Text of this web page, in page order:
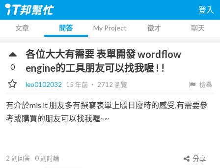
登入
文章 問答 My Project 徵才 聊天
各位大大有需要 表單開發 wordflow
engine的工具朋友可以找我喔 ! !
leo0102032 15 年前 ‧ 2712 瀏覽 檢舉
0
有介於mis it 朋友多有撰寫表單上曠日廢時的感受,有需要參
考或購買的朋友可以找我喔~~
2 則回答 0 則討論
分享